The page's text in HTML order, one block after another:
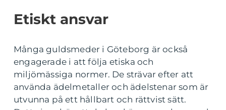
Etiskt ansvar
Många guldsmeder i Göteborg är också
engagerade i att följa etiska och
miljömässiga normer. De strävar efter att
använda ädelmetaller och ädelstenar som är
utvunna på ett hållbart och rättvist sätt.